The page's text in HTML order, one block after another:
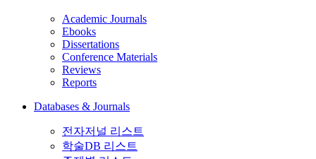
Academic Journals
Ebooks
Dissertations
Conference Materials
Reviews
Reports
Databases & Journals
전자저널 리스트
학술DB 리스트